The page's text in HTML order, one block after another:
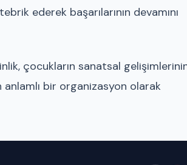
ederek başarılarının devamını
çocukların sanatsal
bir organizasyon olarak